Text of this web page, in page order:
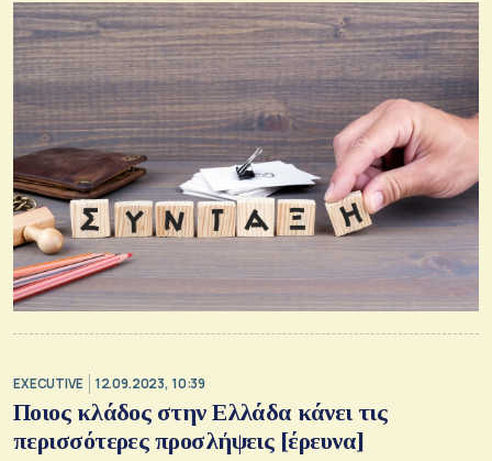
EXECUTIVE 12.09.2023, 10:39
Ποιος κλάδος στην Ελλάδα κάνει τις
περισσότερες προσλήψεις [έρευνα]